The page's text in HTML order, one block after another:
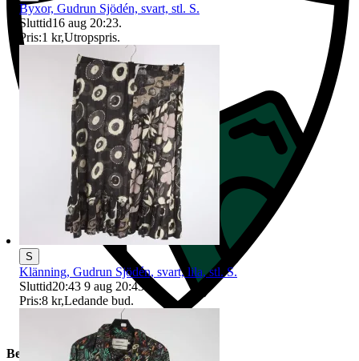
Beskrivning
Byxor, Gudrun Sjödén, svart, stl. S.
Sluttid16 aug 20:23.
Pris:1 kr,Utropspris.
S
Klänning, Gudrun Sjödén, svart, lila, stl. S.
Sluttid20:43 9 aug 20:43
Pris:8 kr,Ledande bud.